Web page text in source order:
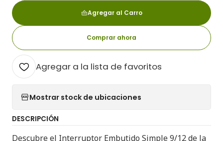
Agregar al Carro
Comprar ahora
Agregar a la lista de favoritos
Mostrar stock de ubicaciones
DESCRIPCIÓN
Descubre el Interruptor Embutido Simple 9/12 de la